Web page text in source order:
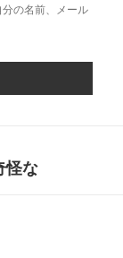
の名前、メール
怪な